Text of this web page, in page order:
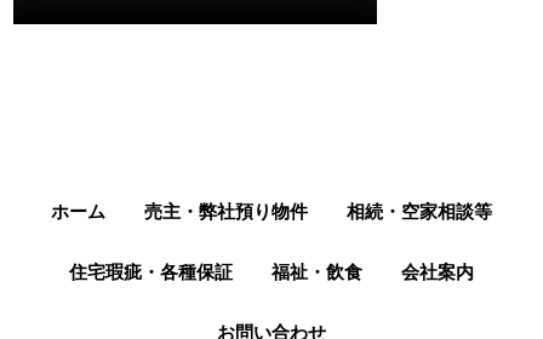
ホーム 売主・弊社預り物件 相続・空家相談等
住宅瑕疵・各種保証 福祉・飲食 会社案内
お問い合わせ